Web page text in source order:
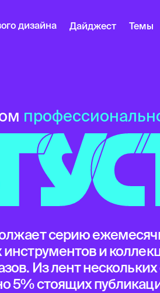
дизайна Дайджест Темы
серию
и
Из лент
5% стоящих